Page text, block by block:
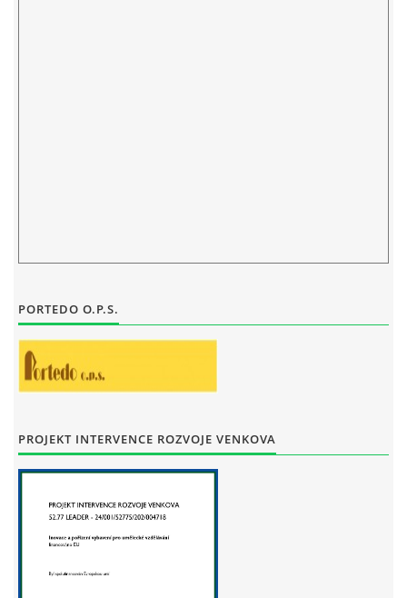
PORTEDO O.P.S.
PROJEKT INTERVENCE ROZVOJE VENKOVA